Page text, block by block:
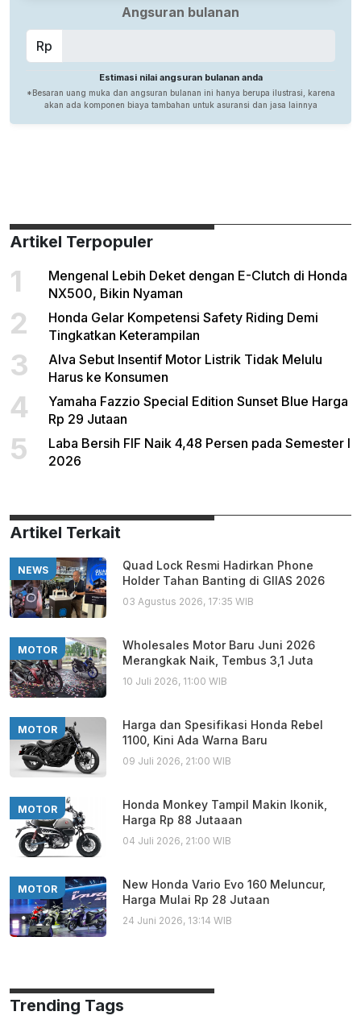
Artikel Terpopuler
1
Mengenal Lebih Deket dengan E-Clutch di Honda
NX500, Bikin Nyaman
2
Honda Gelar Kompetensi Safety Riding Demi
Tingkatkan Keterampilan
3
Alva Sebut Insentif Motor Listrik Tidak Melulu
Harus ke Konsumen
4
Yamaha Fazzio Special Edition Sunset Blue Harga
Rp 29 Jutaan
5
Laba Bersih FIF Naik 4,48 Persen pada Semester I
2026
Artikel Terkait
NEWS
Quad Lock Resmi Hadirkan Phone
Holder Tahan Banting di GIIAS 2026
03 Agustus 2026, 17:35 WIB
MOTOR
Wholesales Motor Baru Juni 2026
Merangkak Naik, Tembus 3,1 Juta
10 Juli 2026, 11:00 WIB
MOTOR
Harga dan Spesifikasi Honda Rebel
1100, Kini Ada Warna Baru
09 Juli 2026, 21:00 WIB
MOTOR
Honda Monkey Tampil Makin Ikonik,
Harga Rp 88 Jutaaan
04 Juli 2026, 21:00 WIB
MOTOR
New Honda Vario Evo 160 Meluncur,
Harga Mulai Rp 28 Jutaan
24 Juni 2026, 13:14 WIB
Trending Tags